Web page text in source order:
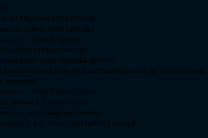
İzi Okuyucu 2026 Hursoft
Lideri 2026 Hursoft
– Hursoft Zirvede
2026 Rehberi Hursoft
Şart? 2026 Güvenlik Rehberi
Neden Kullanılmalı?Hursoft Okul Kapı Dedektörleri
Modelleri
- 2026 Güncel Listesi
Güvenlik Teknolojileri
Dayanıklı Sağlam | Hursoft
X Ray Cihazı Sistemleri | Hursoft